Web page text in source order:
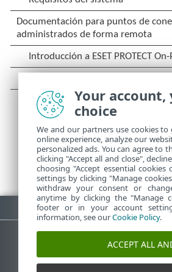
Descargar PDF
Your
choice
We and our partners use cookies
online experience, analyze our
personalized ads. You can agree to
clicking "Accept all and close",
choosing "Accept essential
settings by clicking "Manage
withdraw your consent or
anytime by clicking the "Manage
footer or in your account
information, see ourCookie Policy.
ACCEPT ALL